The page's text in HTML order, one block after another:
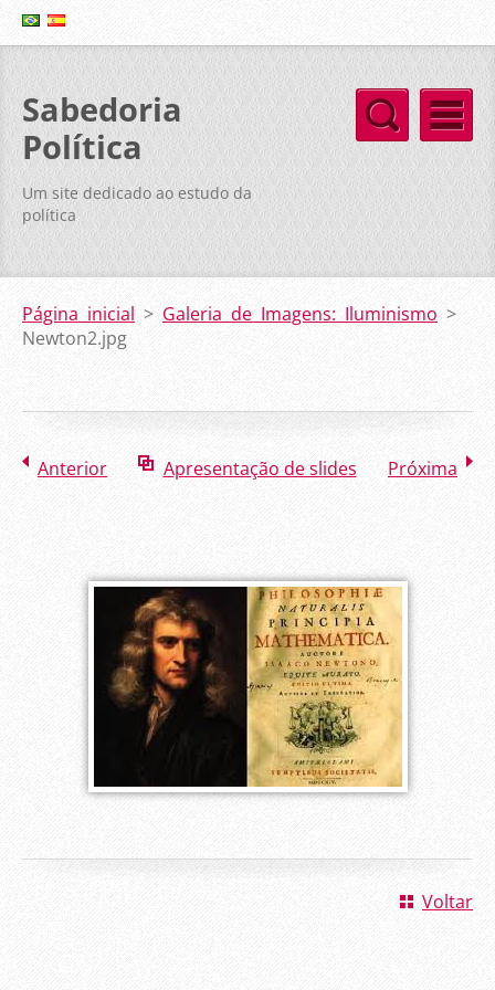
Sabedoria
Política
Um site dedicado ao estudo da
política
Página inicial > Galeria de Imagens: Iluminismo >
Newton2.jpg
Anterior Apresentação de slides Próxima
Voltar